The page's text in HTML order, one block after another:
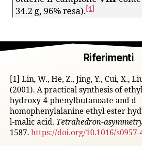
34.2 g, 96% resa).[4]
Riferimenti
[1] Lin, W., He, Z., Jing, Y., Cui, X.,
(2001). A practical synthesis of
hydroxy-4-phenylbutanoate and d-
homophenylalanine ethyl ester
l-malic acid. Tetrahedron-
1587. https://doi.org/10.1016/s0957-